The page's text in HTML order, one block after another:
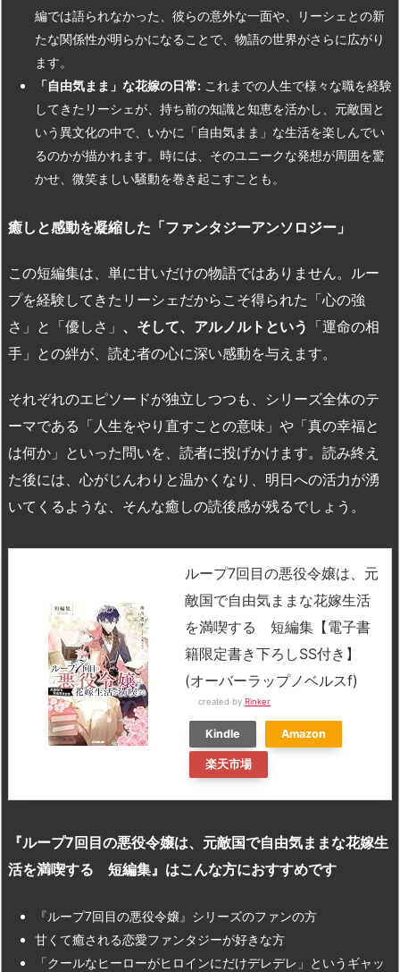
編では語られなかった、彼らの意外な一面や、リーシェとの新
たな関係性が明らかになることで、物語の世界がさらに広がり
ます。
「自由気まま」な花嫁の日常: これまでの人生で様々な職を経験
してきたリーシェが、持ち前の知識と知恵を活かし、元敵国と
いう異文化の中で、いかに「自由気まま」な生活を楽しんでい
るのかが描かれます。時には、そのユニークな発想が周囲を驚
かせ、微笑ましい騒動を巻き起こすことも。
癒しと感動を凝縮した「ファンタジーアンソロジー」
この短編集は、単に甘いだけの物語ではありません。ルー
プを経験してきたリーシェだからこそ得られた「心の強
さ」と「優しさ」 、そして、アルノルトという 「運命の相
手」との絆が、読む者の心に深い感動を与えます。
それぞれのエピソードが独立しつつも、シリーズ全体のテ
ーマである「人生をやり直すことの意味」や「真の幸福と
は何か」といった問いを、読者に投げかけます。読み終え
た後には、心がじんわりと温かくなり、明日への活力が湧
いてくるような、そんな癒しの読後感が残るでしょう。
ループ7回目の悪役令嬢は、元
敵国で自由気ままな花嫁生活
を満喫する 短編集【電子書
籍限定書き下ろしSS付き】
(オーバーラップノベルスf)
created by Rinker
Kindle Amazon
楽天市場
『ループ7回目の悪役令嬢は、元敵国で自由気ままな花嫁生
活を満喫する 短編集』はこんな方におすすめです
『ループ7回目の悪役令嬢』シリーズのファンの方
甘くて癒される恋愛ファンタジーが好きな方
「クールなヒーローがヒロインにだけデレデレ」というギャッ